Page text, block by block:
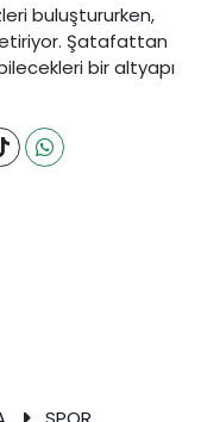
buluştururken,
Şatafattan
bir altyapı